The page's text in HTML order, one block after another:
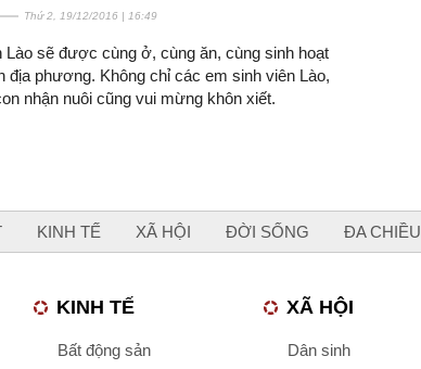
Thứ 2, 19/12/2016 | 16:49
Lào sẽ được cùng ở, cùng ăn, cùng sinh hoạt
địa phương. Không chỉ các em sinh viên Lào,
nhận nuôi cũng vui mừng khôn xiết.
KINH TẾ XÃ HỘI ĐỜI SỐNG ĐA CHIỀU
KINH TẾ
Bất động sản
XÃ HỘI
Dân sinh